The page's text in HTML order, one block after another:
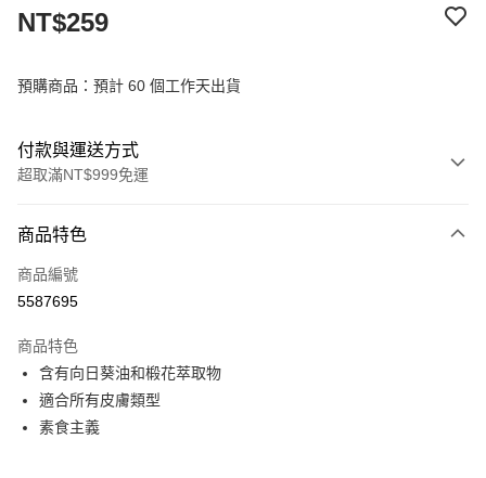
NT$259
預購商品：預計 60 個工作天出貨
付款與運送方式
超取滿NT$999免運
信用卡一次付款
超商取貨付款
Apple Pay
街口支付
商品特色
商品編號
5587695
商品特色
含有向日葵油和椴花萃取物
適合所有皮膚類型
素食主義